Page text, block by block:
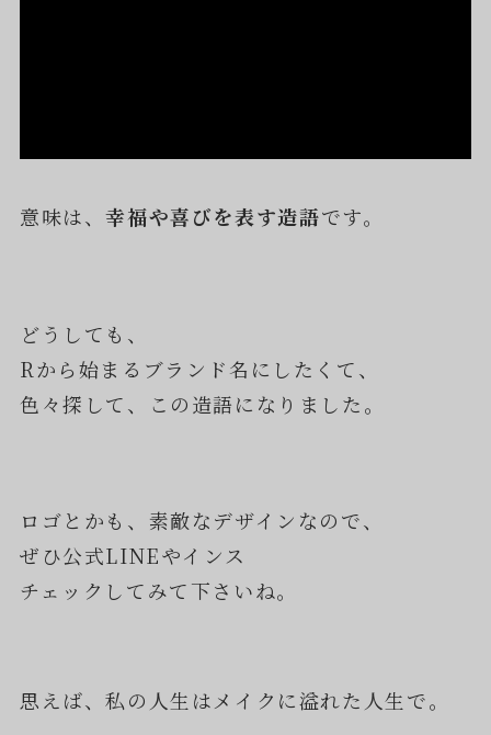
意味は、幸福や喜びを表す造語です。
どうしても、
Rから始まるブランド名にしたくて、
色々探して、この造語になりました。
ロゴとかも、素敵なデザインなので、
ぜひ公式LINEやインス
チェックしてみて下さいね。
思えば、私の人生はメイクに溢れた人生で。